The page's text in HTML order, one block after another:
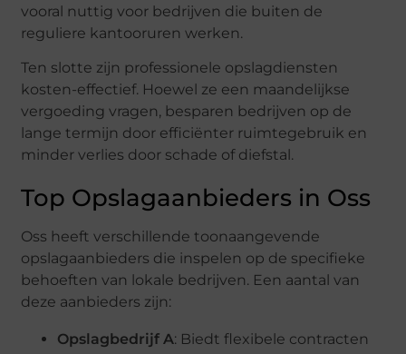
vooral nuttig voor bedrijven die buiten de
reguliere kantooruren werken.
Ten slotte zijn professionele opslagdiensten
kosten-effectief. Hoewel ze een maandelijkse
vergoeding vragen, besparen bedrijven op de
lange termijn door efficiënter ruimtegebruik en
minder verlies door schade of diefstal.
Top Opslagaanbieders in Oss
Oss heeft verschillende toonaangevende
opslagaanbieders die inspelen op de specifieke
behoeften van lokale bedrijven. Een aantal van
deze aanbieders zijn:
Opslagbedrijf A: Biedt flexibele contracten